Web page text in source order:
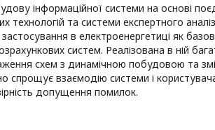
інформаційної системи на основі
технологій та системи експертного
в електроенергетиці як
систем. Реалізована в ній
схем з динамічною побудовою та
спрощує взаємодію системи і
допущення помилок.